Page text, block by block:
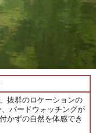
抜群のロケーションの
バードウォッチングが
かずの自然を体感でき